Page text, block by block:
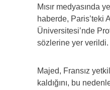
Mısır medyasında
haberde, Paris’teki
Üniversitesi’nde
sözlerine yer verildi.
Majed, Fransız
kaldığını, bu